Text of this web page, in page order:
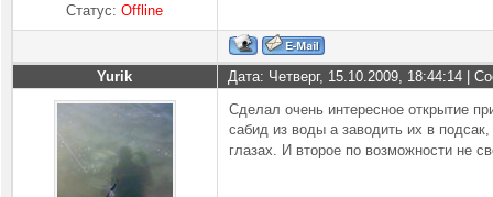
Статус:Offline
Yurik Дата: Четверг, 15.10.2009, 18:44:14 |
Сделал очень интересное открытие
сабид из воды а заводить их в
глазах. И второе по возможности не